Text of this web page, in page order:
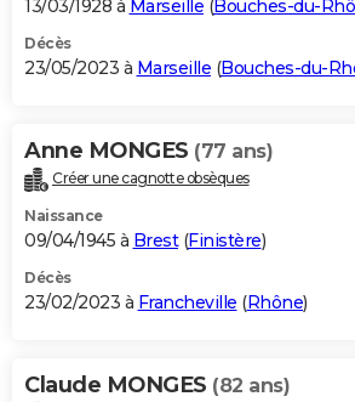
13/03/1928 à Marseille (Bouches-du-
Décès
23/05/2023 à Marseille (Bouches-du-
Anne MONGES (77 ans)
Créer une cagnotte obsèques
Naissance
09/04/1945 à Brest(Finistère)
Décès
23/02/2023 à Francheville (Rhône)
Claude MONGES (82 ans)